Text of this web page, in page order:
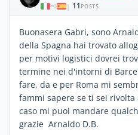
| 11 POSTS
Buonasera Gabri, sono
della Spagna hai trovato
per motivi logistici dovrei
termine nei d'intorni di
fare, da e per Roma mi
fammi sapere se ti sei rivolta
caso mi puoi mandare
grazie Arnaldo D.B.